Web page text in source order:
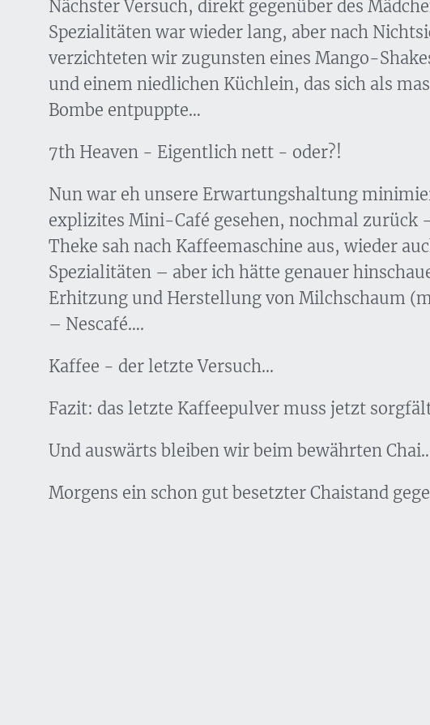
Nächster Versuch, direkt gegenüber des
Spezialitäten war wieder lang, aber nach
verzichteten wir zugunsten eines Mango-
und einem niedlichen Küchlein, das sich als
Bombe entpuppte…
7th Heaven - Eigentlich nett - oder?!
Nun war eh unsere Erwartungshaltung
explizites Mini-Café gesehen, nochmal zurück
Theke sah nach Kaffeemaschine aus, wieder
Spezialitäten – aber ich hätte genauer
Erhitzung und Herstellung von Milchschaum
– Nescafé….
Kaffee - der letzte Versuch...
Fazit: das letzte Kaffeepulver muss jetzt
Und auswärts bleiben wir beim bewährten
Morgens ein schon gut besetzter Chaistand